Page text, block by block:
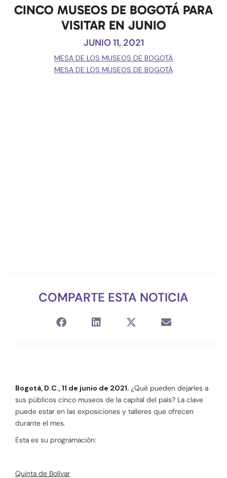
CINCO MUSEOS DE BOGOTÁ PARA
VISITAR EN JUNIO
JUNIO 11, 2021
MESA DE LOS MUSEOS DE BOGOTÁ
MESA DE LOS MUSEOS DE BOGOTÁ
COMPARTE ESTA NOTICIA
Bogotá, D.C., 11 de junio de 2021. ¿Qué pueden dejarles a
sus públicos cinco museos de la capital del país? La clave
puede estar en las exposiciones y talleres que ofrecen
durante el mes.
Esta es su programación:
Quinta de Bolívar